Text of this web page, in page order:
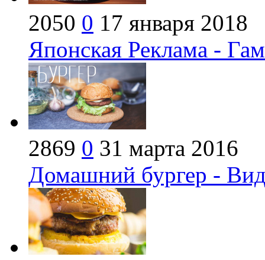
2050 0 17 января 2018
Японская Реклама -
2869 0 31 марта 2016
Домашний бургер -